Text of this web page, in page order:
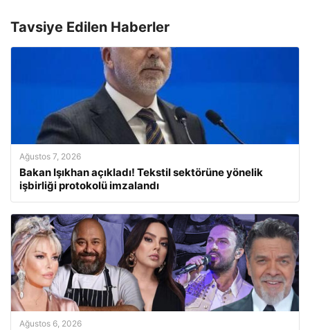
Tavsiye Edilen Haberler
Ağustos 7, 2026
Bakan Işıkhan açıkladı! Tekstil sektörüne yönelik
işbirliği protokolü imzalandı
Ağustos 6, 2026